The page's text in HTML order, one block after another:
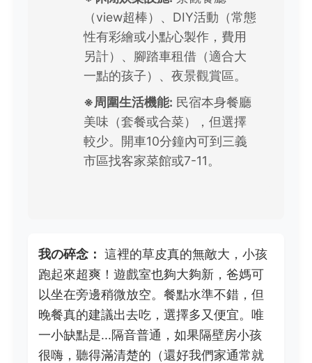
（view超棒）、DIY活動（常態
性有彩繪或小點心製作，費用
另計）、腳踏車租借（適合大
一點的孩子）、夜景觀賞區。
※周圍生活機能: 民宿本身餐廳
美味（套餐或合菜），但選擇
較少。開車10分鐘內可到三義
市區找客家菜館或7-11。
我の碎念： 這裡的草皮真的無敵大，小孩
跑起來超爽！遊戲室也夠大夠新，爸媽可
以坐在旁邊稍微放空。餐點水準不錯，但
晚餐真的建議出去吃，選擇多又便宜。唯
一小缺點是...隔音普通，如果隔壁房小孩
很嗨，聽得滿清楚的（還好我們家通常就